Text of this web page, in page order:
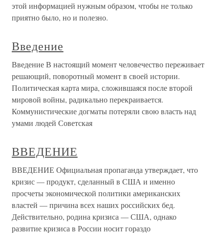
этой информацией нужным образом, чтобы не только
приятно было, но и полезно.
Введение
Введение В настоящий момент человечество переживает
решающий, поворотный момент в своей истории.
Политическая карта мира, сложившаяся после второй
мировой войны, радикально перекраивается.
Коммунистические догматы потеряли свою власть над
умами людей Советская
ВВЕДЕНИЕ
ВВЕДЕНИЕ Официальная пропаганда утверждает, что
кризис — продукт, сделанный в США и именно
просчеты экономической политики американских
властей — причина всех наших российских бед.
Действительно, родина кризиса — США, однако
развитие кризиса в России носит гораздо